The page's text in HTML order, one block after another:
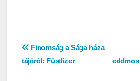
Bejegyzés
navigáció
Finomság a Sága háza
tájáról: Füstlizer